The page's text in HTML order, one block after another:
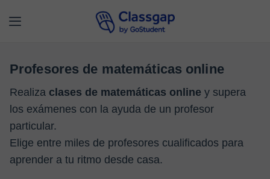
Profesores de matemáticas online
Realiza clases de matemáticas online y supera
los exámenes con la ayuda de un profesor
particular.
Elige entre miles de profesores cualificados para
aprender a tu ritmo desde casa.